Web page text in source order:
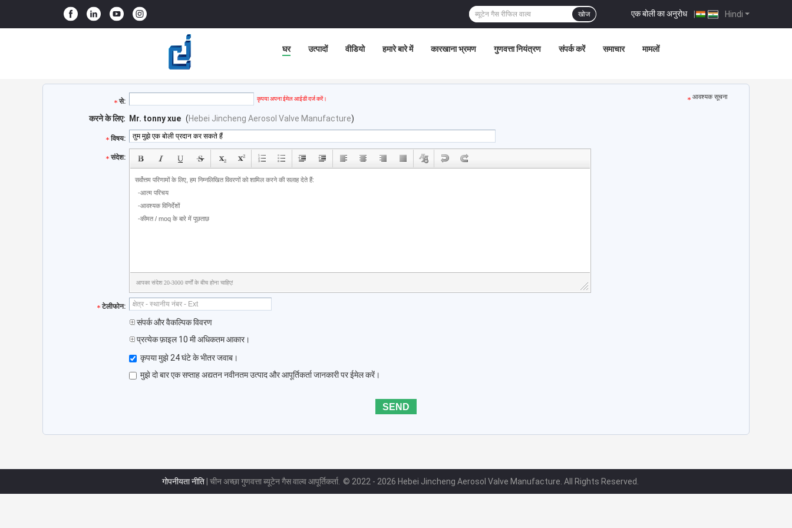
Hindi
एक बोली का अनुरोध |
खोज
घर उत्पादों वीडियो हमारे बारे में कारखाना भ्रमण गुणवत्ता नियंत्रण संपर्क करें समाचार मामलों
से: कृपया अपना ईमेल आईडी दर्ज करें। आवश्यक सूचना
करने के लिए: Mr. tonny xue (Hebei Jincheng Aerosol Valve Manufacture)
विषय:
संदेश:
आपका संदेश 20-3000 वर्णों के बीच होना चाहिए!
टेलीफोन:
संपर्क और वैकल्पिक विवरण
प्रत्येक फ़ाइल 10 मी अधिकतम आकार।
कृपया मुझे 24 घंटे के भीतर जवाब।
मुझे दो बार एक सप्ताह अद्यतन नवीनतम उत्पाद और आपूर्तिकर्ता जानकारी पर ईमेल करें।
गोपनीयता नीति | चीन अच्छा गुणवत्ता ब्यूटेन गैस वाल्व आपूर्तिकर्ता. © 2022 - 2026 Hebei Jincheng Aerosol Valve Manufacture. All Rights Reserved.